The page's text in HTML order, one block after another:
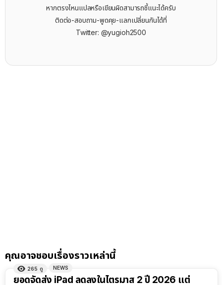
หากตรงไหนแปลหรือเขียนผิดสามารถชี้แนะได้ครับ
ติดต่อ-สอบถาม-พูดคุย-แลกเปลี่ยนกันได้ที่
Twitter: @yugioh2500
คุณอาจชอบเรื่องราวเหล่านี้
265 ดู NEWS
ยอดจัดส่ง iPad ลดลงในไตรมาส 2 ปี 2026 แต่